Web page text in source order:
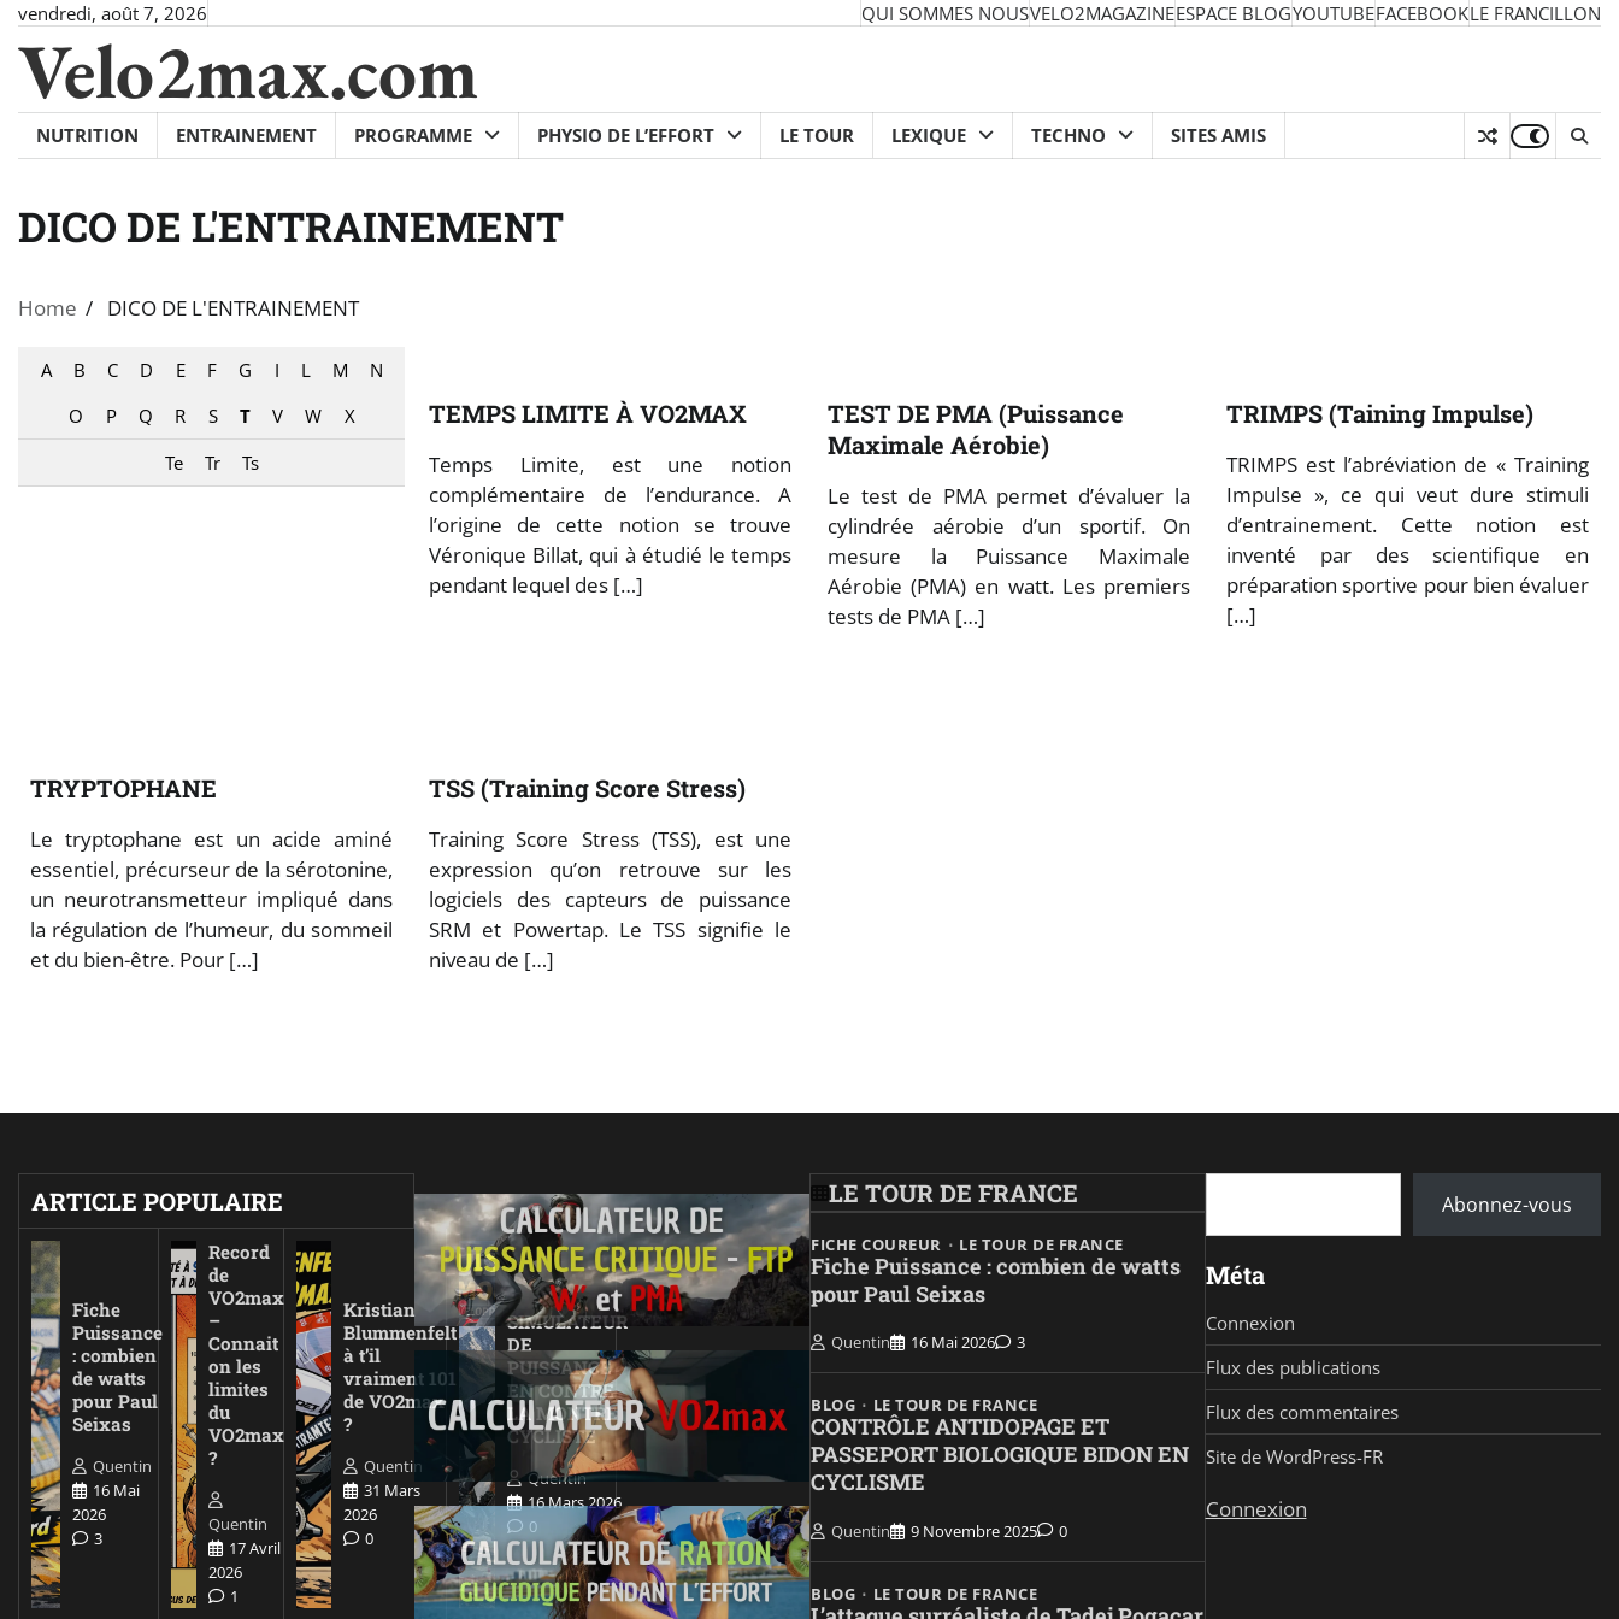
Skip
content
vendredi, août 7, 2026 QUI SOMMES NOUSVELO2MAGAZINEESPACE BLOGYOUTUBEFACEBOOKLE FRANCILLON
Velo2max.com
NUTRITION ENTRAINEMENT PROGRAMME PHYSIO DE L’EFFORT LE TOUR LEXIQUE TECHNO SITES AMIS
DICO DE L'ENTRAINEMENT
Home DICO DE L'ENTRAINEMENT
A B C D E F G I L M
N
O
P Q R S T V W
X
Te
Tr Ts
TEMPS LIMITE À VO2MAX
Temps Limite, est une notion
complémentaire de l’endurance. A
l’origine de cette notion se trouve
Véronique Billat, qui à étudié le temps
pendant lequel des […]
TEST DE PMA (Puissance
Maximale Aérobie)
Le test de PMA permet d’évaluer la
cylindrée aérobie d’un sportif. On
mesure la Puissance Maximale
Aérobie (PMA) en watt. Les premiers
tests de PMA […]
TRIMPS (Taining Impulse)
TRIMPS est l’abréviation de « Training
Impulse », ce qui veut dure stimuli
d’entrainement. Cette notion est
inventé par des scientifique en
préparation sportive pour bien évaluer
[…]
TRYPTOPHANE
Le tryptophane est un acide aminé
essentiel, précurseur de la sérotonine,
un neurotransmetteur impliqué dans
la régulation de l’humeur, du sommeil
et du bien-être. Pour […]
TSS (Training Score Stress)
Training Score Stress (TSS), est une
expression qu’on retrouve sur les
logiciels des capteurs de puissance
SRM et Powertap. Le TSS signifie le
niveau de […]
ARTICLE POPULAIRE
Fiche
Puissance
: combien
de watts
pour Paul
Seixas
Quentin
16 Mai
2026
3
Record
de
VO2max
–
Connait
on les
limites
du
VO2max
?
Quentin
17 Avril
2026
1
Kristian
Blummenfelt
à t’il
vraiment 101
de VO2max
?
Quentin
31 Mars
2026
0
SIMULATEUR
DE
PUISSANCE
EN CONTRE
LA MONTRE
CYCLISTE
Quentin
16 Mars 2026
0
LE TOUR DE FRANCE
FICHE COUREUR LE TOUR DE FRANCE
Fiche Puissance : combien de watts
pour Paul Seixas
Quentin 16 Mai 2026 3
BLOG LE TOUR DE FRANCE
CONTRÔLE ANTIDOPAGE ET
PASSEPORT BIOLOGIQUE BIDON EN
CYCLISME
Quentin 9 Novembre 2025 0
BLOG LE TOUR DE FRANCE
Saisissez votre adresse e-mail…
Abonnez-vous
Méta
Connexion
Flux des publications
Flux des commentaires
Site de WordPress-FR
Connexion